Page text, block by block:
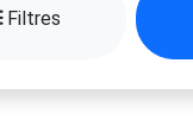
Filtres